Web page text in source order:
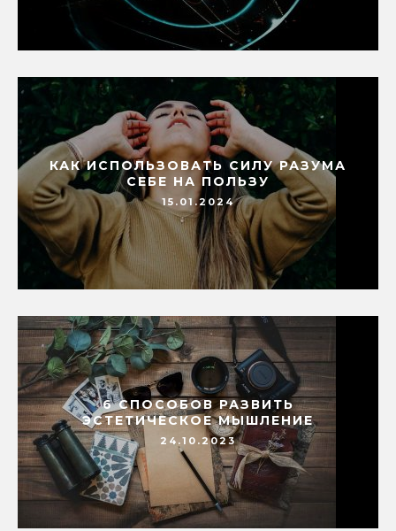
КАК ИСПОЛЬЗОВАТЬ СИЛУ РАЗУМА
СЕБЕ НА ПОЛЬЗУ
15.01.2024
6 СПОСОБОВ РАЗВИТЬ
ЭСТЕТИЧЕСКОЕ МЫШЛЕНИЕ
24.10.2023